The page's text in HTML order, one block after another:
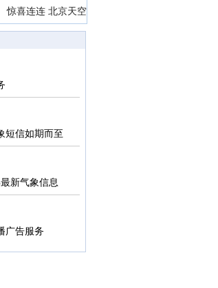
惊喜连连 北京天空
短信如期而至
新气象信息
广告服务